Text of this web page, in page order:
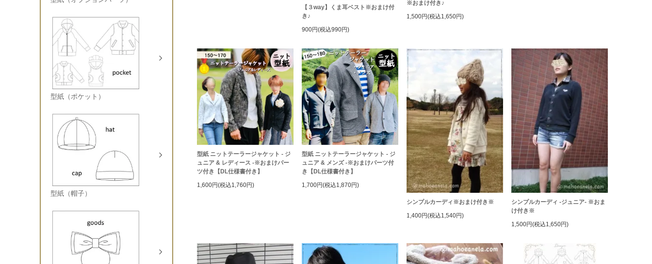
【３way】くま耳ベスト※おまけ付
き♪
900円(税込990円)
※おまけ付き♪
1,500円(税込1,650円)
型紙 ニットテーラージャケット - ジ
ュニア & レディース -※おまけパー
ツ付き【DL仕様書付き】
1,600円(税込1,760円)
型紙 ニットテーラージャケット - ジ
ュニア & メンズ -※おまけパーツ付
き【DL仕様書付き】
1,700円(税込1,870円)
シンプルカーディ※おまけ付き※
1,400円(税込1,540円)
シンプルカーディ -ジュニア- ※おま
け付き※
1,500円(税込1,650円)
型紙（ポケット）
型紙（帽子）